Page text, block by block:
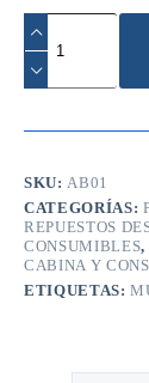
PRP
Con
citrato/
SKU:AB01
CATEGORÍAS:
REPUESTOS
CONSUMIBLES,
CABINA Y
ETIQUETAS: